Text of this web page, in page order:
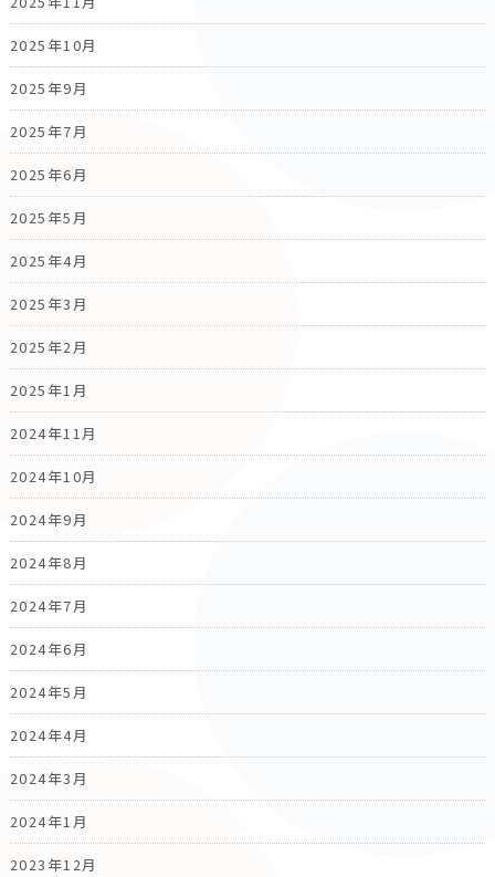
2025年10月
2025年9月
2025年7月
2025年6月
2025年5月
2025年4月
2025年3月
2025年2月
2025年1月
2024年11月
2024年10月
2024年9月
2024年8月
2024年7月
2024年6月
2024年5月
2024年4月
2024年3月
2024年1月
2023年12月